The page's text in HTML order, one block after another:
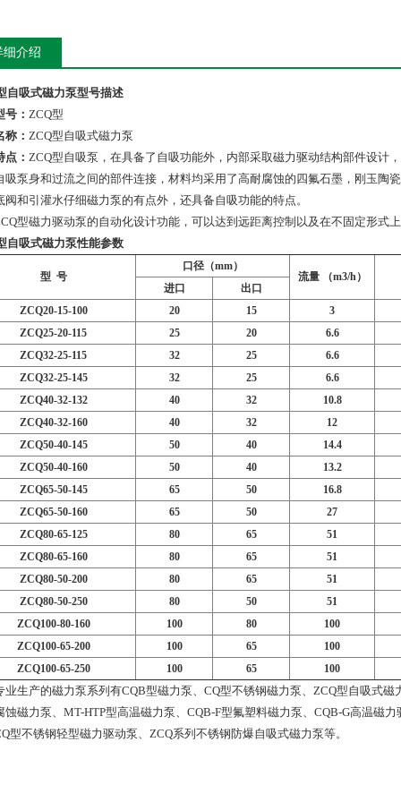
细介绍
自吸式磁力泵型号描述
号： ZCQ型
称： ZCQ型自吸式磁力泵
点： ZCQ型自吸泵，在具备了自吸功能外，内部采取磁力驱动结构部件设计
吸泵身和过流之间的部件连接，材料均采用了高耐腐蚀的四氟石墨，刚玉陶
阀和引灌水仔细磁力泵的有点外，还具备自吸功能的特点。
型磁力驱动泵的自动化设计功能，可以达到远距离控制以及在不固定形式
自吸式磁力泵性能参数
型 号
口径（mm）
流量 （m3/h）
进口
出口
ZCQ20-15-100
20 15
3
ZCQ25-20-115
25 20
6.6
ZCQ32-25-115
32 25
6.6
ZCQ32-25-145
32 25
6.6
ZCQ40-32-132
40 32
10.8
ZCQ40-32-160
40 32
12
ZCQ50-40-145
50 40
14.4
ZCQ50-40-160
50 40
13.2
ZCQ65-50-145
65 50
16.8
ZCQ65-50-160
65 50
27
ZCQ80-65-125
80 65
51
ZCQ80-65-160
80 65
51
ZCQ80-50-200
80 65
51
ZCQ80-50-250
80 50
51
ZCQ100-80-160
100 80
100
ZCQ100-65-200
100 65
100
ZCQ100-65-250
100 65 100
业生产的磁力泵系列有CQB型磁力泵、CQ型不锈钢磁力泵、ZCQ型自吸式
蚀磁力泵、MT-HTP型高温磁力泵、CQB-F型氟塑料磁力泵、CQB-G高温磁
型不锈钢轻型磁力驱动泵、ZCQ系列不锈钢防爆自吸式磁力泵等。